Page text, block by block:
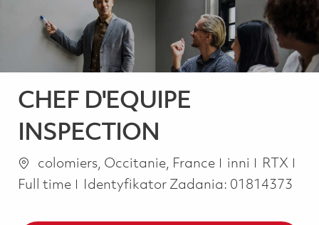
CHEF D'EQUIPE
INSPECTION
Lokalizacja
colomiers, Occitanie, France Kategoria
inni RTX
Full time
Identyfikator Zadania: 01814373